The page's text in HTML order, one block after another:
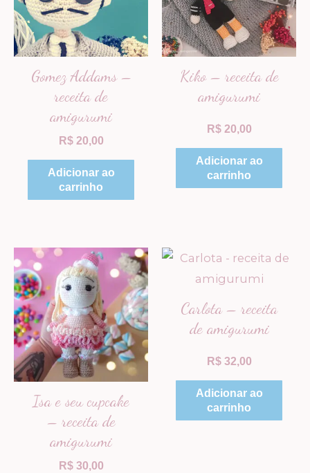
Gomez Addams –
receita de
amigurumi
R$20,00
Adicionar ao
carrinho
Kiko – receita de
amigurumi
R$20,00
Adicionar ao
carrinho
Isa e seu cupcake
– receita de
amigurumi
R$30,00
Carlota – receita
de amigurumi
R$32,00
Adicionar ao
carrinho